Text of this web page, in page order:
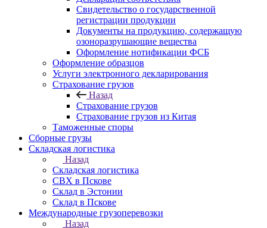
Свидетельство о государственной
регистрации продукции
Документы на продукцию, содержащую
озоноразрушающие вещества
Оформление нотификации ФСБ
Оформление образцов
Услуги электронного декларирования
Страхование грузов
Назад
Страхование грузов
Страхование грузов из Китая
Таможенные споры
Сборные грузы
Складская логистика
Назад
Складская логистика
СВХ в Пскове
Склад в Эстонии
Склад в Пскове
Международные грузоперевозки
Назад